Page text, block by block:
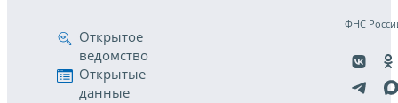
Открытое
ведомство
Открытые
данные
ФНС